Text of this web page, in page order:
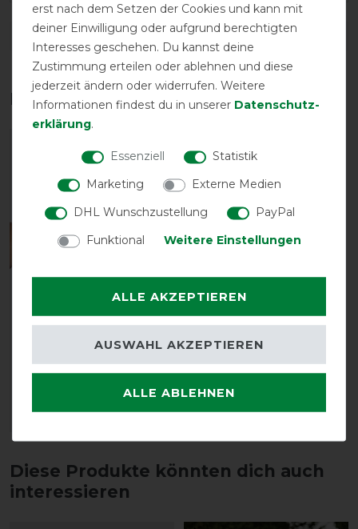
DETAILS ZUR PRODUKTSICHERHEIT
Das perfekte Zubehör für dich
Diese Produkte könnten dich auch
interessieren
erst nach dem Setzen der Cookies und kann mit
deiner Einwilligung oder aufgrund berechtigten
Interesses geschehen. Du kannst deine
Zustimmung erteilen oder ablehnen und diese
jederzeit ändern oder widerrufen. Weitere
Informationen findest du in unserer Daten­schutz­
erklärung.
Essenziell
Statistik
Marketing
Externe Medien
DHL Wunschzustellung
PayPal
Funktional
Weitere Einstellungen
ALLE AKZEPTIEREN
ALLE ABLEHNEN
AUSWAHL AKZEPTIEREN